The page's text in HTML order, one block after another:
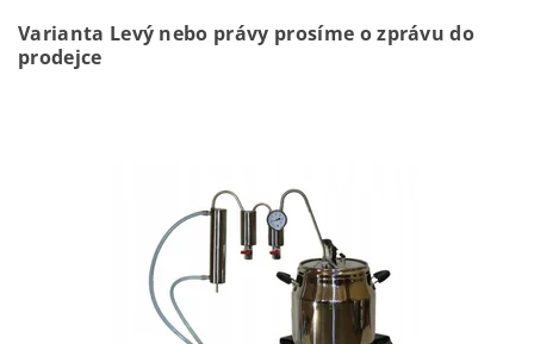
Varianta Levý nebo právy prosíme o zprávu do
prodejce